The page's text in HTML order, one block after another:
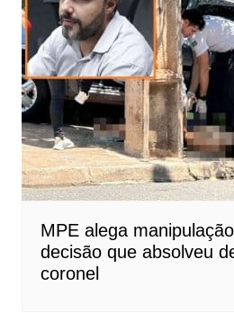
MPE alega
decisão que absolveu
coronel